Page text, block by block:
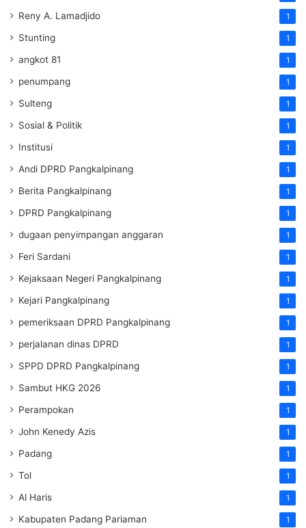
Reny A. Lamadjido 1
Stunting 1
angkot 81 1
penumpang 1
Sulteng 1
Sosial & Politik 1
Institusi 1
Andi DPRD Pangkalpinang 1
Berita Pangkalpinang 1
DPRD Pangkalpinang 1
dugaan penyimpangan anggaran 1
Feri Sardani 1
Kejaksaan Negeri Pangkalpinang 1
Kejari Pangkalpinang 1
pemeriksaan DPRD Pangkalpinang 1
perjalanan dinas DPRD 1
SPPD DPRD Pangkalpinang 1
Sambut HKG 2026 1
Perampokan 1
John Kenedy Azis 1
Padang 1
Tol 1
Al Haris 1
Kabupaten Padang Pariaman 1